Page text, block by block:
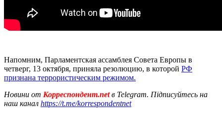
Напомним, Парламентская ассамблея Совета Европы в
четверг, 13 октября, приняла резолюцию, в которой РФ
признана террористическим режимом.
Новини от Корреспондент.netв Telegram. Підписуйтесь на
наш канал https://t.me/korrespondentnet